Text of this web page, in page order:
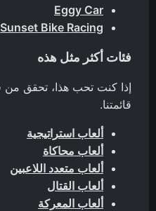
Eggy Car
Sunset Bike Racing
فئات أكثر مثل هذه
إذا كنت تحب هذا، تحقق من
قائمتنا.
ألعاب استراتيجية
ألعاب محاكاة
ألعاب متعدد اللاعبين
ألعاب القتال
ألعاب المعركة